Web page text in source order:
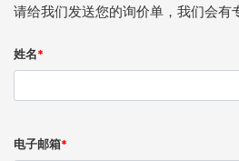
请给我们发送您的询价单，我们会有
姓名*
电子邮箱*